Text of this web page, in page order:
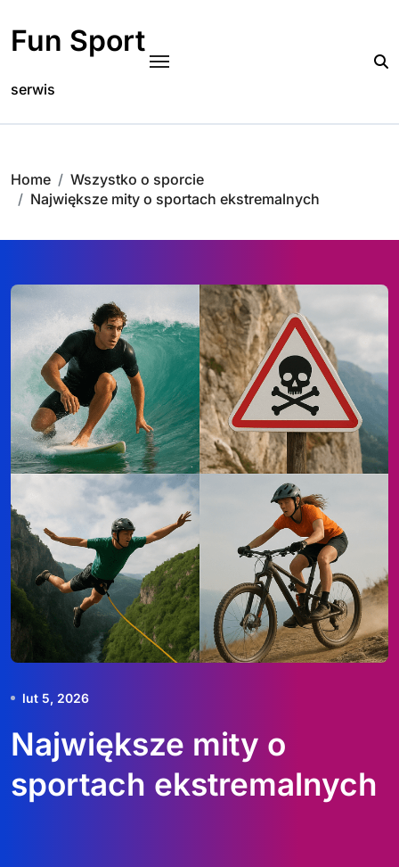
content
Fun Sport
serwis
Home
Wszystko o sporcie
Największe mity o sportach ekstremalnych
lut 5, 2026
Największe mity o
sportach ekstremalnych